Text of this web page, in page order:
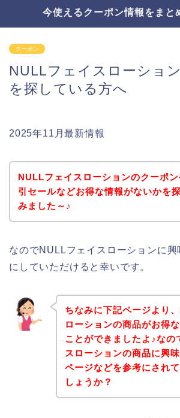
今使えるクーポン情報をまと
クーポン
NULLフェイスローショ
を探している方へ
2025年11月最新情報
NULLフェイスローションのクーポン
引セールなどお得な情報がないかを
みました～♪
なのでNULLフェイスローションに
にしていただけると幸いです。
ちなみに下記ページより
ローションの商品がお得
ことができましたよ♪なの
スローションの商品に興
ページなどを参考にされ
しょうか？